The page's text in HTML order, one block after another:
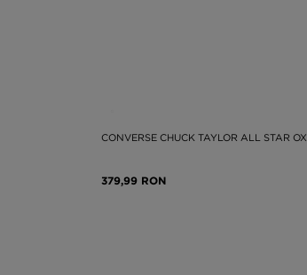
CONVERSE CHUCK TAYLOR ALL STAR OX
379,99 RON